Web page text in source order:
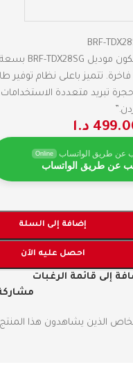
BRF-
تتميز باعلى نظام توفير
تبريد متعددة
د.ا
عن طريق الواتساب Online
عن طريق الواتساب
إضافة إلى السلة
احصل عليه الآن
إلى قائمة الرغبات
الذين يشاهدون هذا المنتج